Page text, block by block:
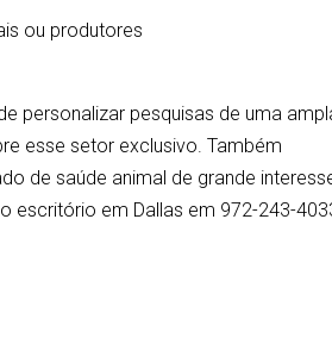
ou produtores
personalizar pesquisas de uma
esse setor exclusivo. Também
de saúde animal de grande
escritório em Dallas em 972-243-